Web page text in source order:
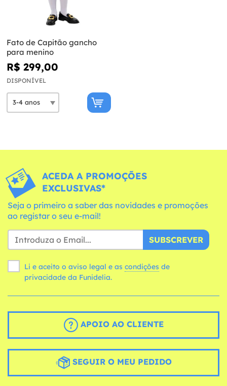
Fato de Capitão gancho
para menino
R$ 299,00
DISPONÍVEL
ACEDA A PROMOÇÕES
EXCLUSIVAS*
Seja o primeiro a saber das novidades e promoções
ao registar o seu e-mail!
SUBSCREVER
Li e aceito o aviso legal e as condições
privacidade da Funidelia.
APOIO AO CLIENTE
SEGUIR O MEU PEDIDO